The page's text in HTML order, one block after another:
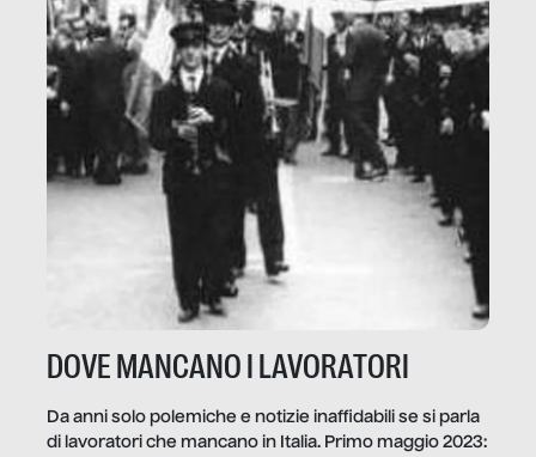
DOVE MANCANO I LAVORATORI
Da anni solo polemiche e notizie inaffidabili se si parla
di lavoratori che mancano in Italia. Primo maggio 2023: